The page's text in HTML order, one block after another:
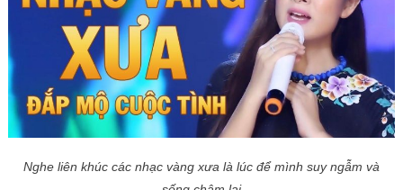
Nghe liên khúc các nhạc vàng xưa là lúc để mình suy ngẫm và